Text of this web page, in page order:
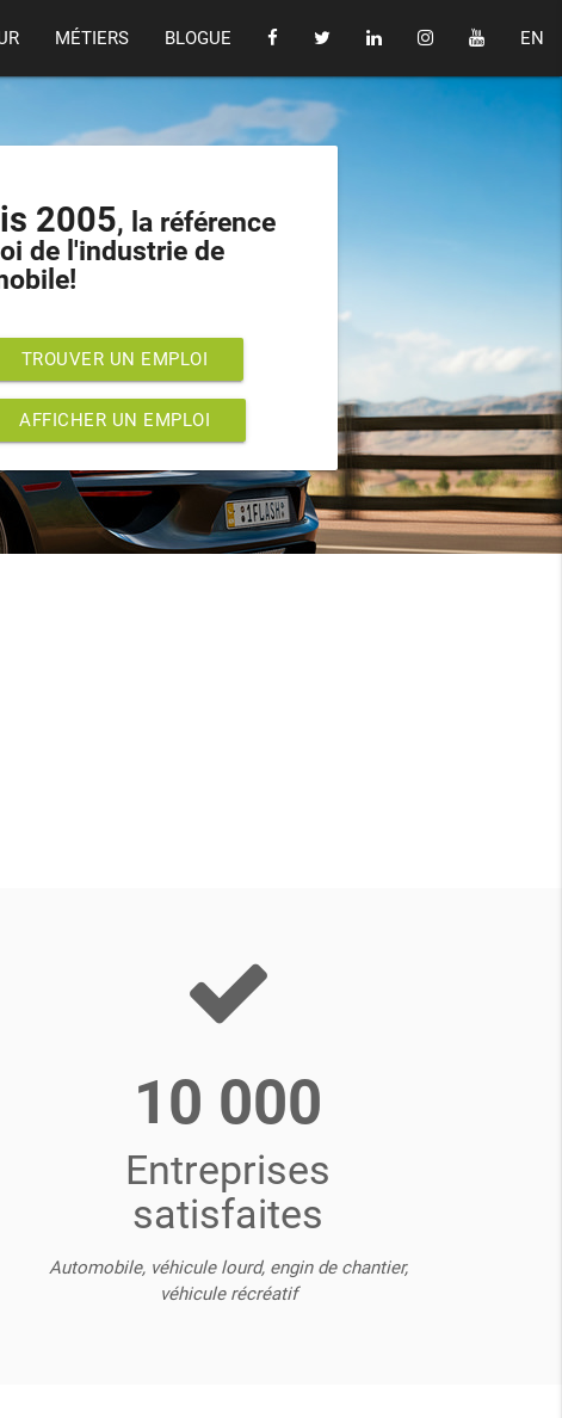
MÉTIERS BLOGUE EN
2005, la référence
de l'industrie de
TROUVER UN EMPLOI
AFFICHER UN EMPLOI
10 000
Entreprises
satisfaites
Automobile, véhicule lourd, engin de chantier,
véhicule récréatif